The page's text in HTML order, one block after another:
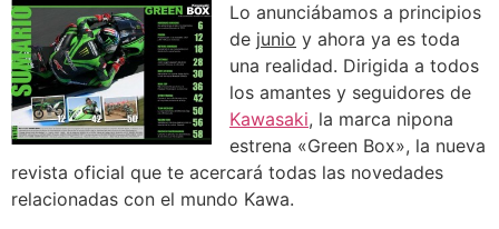
Lo anunciábamos a principios
de junio y ahora ya es toda
una realidad. Dirigida a todos
los amantes y seguidores de
Kawasaki, la marca nipona
estrena «Green Box», la nueva
revista oficial que te acercará todas las novedades
relacionadas con el mundo Kawa.